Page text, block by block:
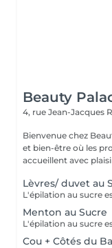
Beauty
4, rue Jean-Jacques
Bienvenue chez
et bien-être où les
accueillent avec
Lèvres/ duvet au
Menton au Sucre
Cou + Côtés du